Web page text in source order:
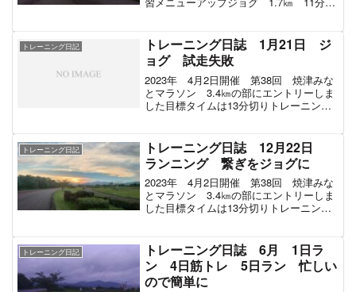
15.0（秒）イン...
トレーニング日記
トレーニング日誌 1月21日 ジ
ョグ 試走失敗
2023年 4月2日開催 第38回 焼津みな
とマラソン 3.4㎞の部にエントリーしま
した目標タイムは13分切りトレーニング
く予定。練習メニュー1.02km 4分4...
トレーニング日記
トレーニング日誌 12月22日
ランニング 繋ぎをジョグに
2023年 4月2日開催 第38回 焼津みな
とマラソン 3.4㎞の部にエントリーしま
した目標タイムは13分切りトレーニング
く予定。練習メニュー150m走 6本 2...
トレーニング日記
トレーニング日誌 6月 1日ラ
ン 4日筋トレ 5日ラン 忙しい
ので簡単に